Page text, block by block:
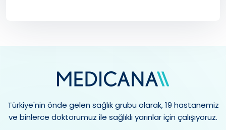
Türkiye'nin önde gelen sağlık grubu olarak, 19 hastanemiz
ve binlerce doktorumuz ile sağlıklı yarınlar için çalışıyoruz.